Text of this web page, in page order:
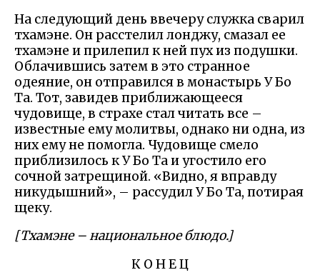
На следующий день ввечеру служка сварил
тхамэне. Он расстелил лонджу, смазал ее
тхамэне и прилепил к ней пух из подушки.
Облачившись затем в это странное
одеяние, он отправился в монастырь У Бо
Та. Тот, завидев приближающееся
чудовище, в страхе стал читать все –
известные ему молитвы, однако ни одна, из
них ему не помогла. Чудовище смело
приблизилось к У Бо Та и угостило его
сочной затрещиной. «Видно, я вправду
никудышний», – рассудил У Бо Та, потирая
щеку.
[Тхамэне – национальное блюдо.]
К О Н Е Ц